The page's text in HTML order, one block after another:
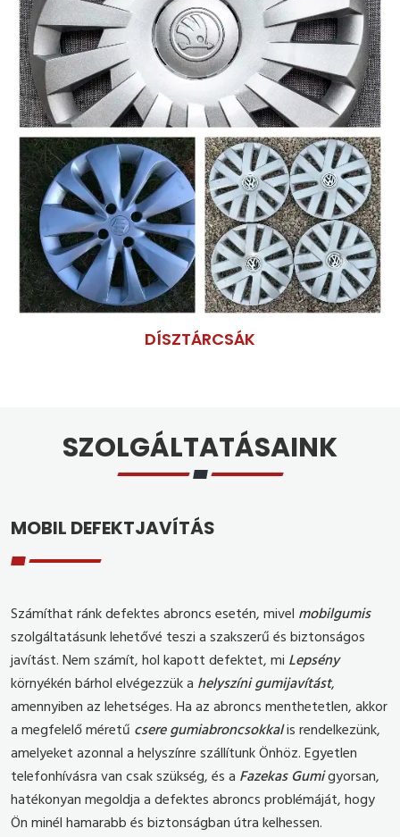
DÍSZTÁRCSÁK
SZOLGÁLTATÁSAINK
MOBIL DEFEKTJAVÍTÁS
Számíthat ránk defektes abroncs esetén, mivel mobilgumis
szolgáltatásunk lehetővé teszi a szakszerű és biztonságos
javítást. Nem számít, hol kapott defektet, mi Lepsény
környékén bárhol elvégezzük a helyszíni gumijavítást,
amennyiben az lehetséges. Ha az abroncs menthetetlen, akkor
a megfelelő méretű cseregumiabroncsokkalis rendelkezünk,
amelyeket azonnal a helyszínre szállítunk Önhöz. Egyetlen
telefonhívásra van csak szükség, és a Fazekas Gumigyorsan,
hatékonyan megoldja a defektes abroncs problémáját, hogy
Ön minél hamarabb és biztonságban útra kelhessen.